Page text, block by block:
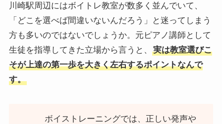
川崎駅周辺にはボイトレ教室が数多く並んでいて、
「どこを選べば間違いないんだろう」と迷ってしまう
方も多いのではないでしょうか。元ピアノ講師として
生徒を指導してきた立場から言うと、
実は教室選びこ
そが上達の第一歩を大きく左右するポイントなんで
す。
ボイストレーニングでは、正しい発声や